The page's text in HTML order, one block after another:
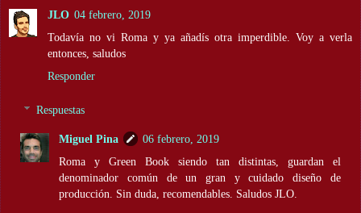
JLO 04 febrero, 2019
Todavía no vi Roma y ya añadís otra imperdible. Voy a verla
entonces, saludos
Responder
Respuestas
Miguel Pina
06 febrero, 2019
Roma y Green Book siendo tan distintas, guardan el
denominador común de un gran y cuidado diseño de
producción. Sin duda, recomendables. Saludos JLO.